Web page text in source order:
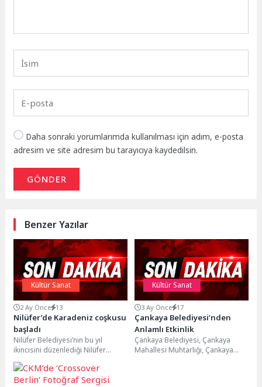
Daha sonraki yorumlarımda kullanılması için adım, e-posta
adresim ve site adresim bu tarayıcıya kaydedilsin.
GÖNDER
Benzer Yazılar
Kültür Sanat
2 Ay Önce 13
Nilüfer’de Karadeniz coşkusu
başladı
Nilüfer Belediyesi’nin bu yıl
ikincisini düzenlediği Nilüfer
Karadeniz Festivali, Balat Atatürk
Ormanı’nda kapılarını açtı. Üç...
Kültür Sanat
3 Ay Önce 17
Çankaya Belediyesi’nden
Anlamlı Etkinlik
Çankaya Belediyesi, Çankaya
Mahallesi Muhtarlığı, Çankaya